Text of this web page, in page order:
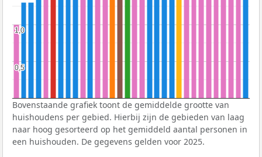
0,5
0,5
1,0
1,0
Bovenstaande grafiek toont de gemiddelde grootte van
huishoudens per gebied. Hierbij zijn de gebieden van laag
naar hoog gesorteerd op het gemiddeld aantal personen in
een huishouden. De gegevens gelden voor 2025.